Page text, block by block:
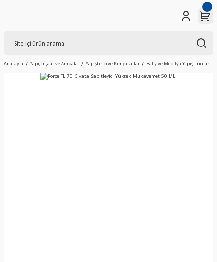
Anasayfa Yapı, İnşaat ve Ambalaj Yapıştırıcı ve Kimyasallar Bally ve Mobilya Yapıştırıcıları